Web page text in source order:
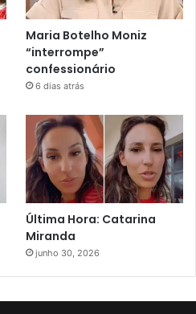
Maria Botelho Moniz
“interrompe”
confessionário
6 dias atrás
Última Hora: Catarina
Miranda
junho 30, 2026